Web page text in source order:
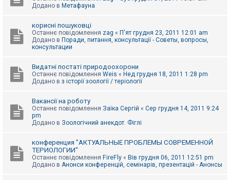
Додано в Метафауна
корисні пошуковці
Останнє повідомлення zag « П'ят грудня 23, 2011 12:01 am
Додано в Поради, питання, консультації - Советы, вопросы,
консультации
Видатні постаті природоохорони
Останнє повідомлення Weis « Нед грудня 18, 2011 1:28 pm
Додано в з історії зоології / теріології
Вакансії на роботу
Останнє повідомлення Заїка Сергій « Сер грудня 14, 2011 9:24
pm
Додано в Зоологічний анекдот. Фіглі
конференция "АКТУАЛЬНЫЕ ПРОБЛЕМЫ СОВРЕМЕННОЙ
ТЕРИОЛОГИИ"
Останнє повідомлення FireFly « Вів грудня 06, 2011 12:51 pm
Додано в Анонси конференцій, семінарів, презентацій - Анонсы